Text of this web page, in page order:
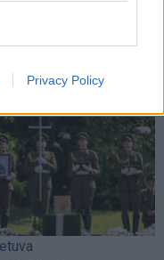
Privacy Policy
tarybos posėdį
slapta įrašinėjančio